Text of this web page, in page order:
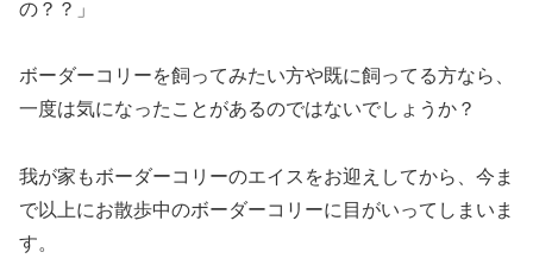
の？？」
ボーダーコリーを飼ってみたい方や既に飼ってる方なら、
一度は気になったことがあるのではないでしょうか？
我が家もボーダーコリーのエイスをお迎えしてから、今ま
で以上にお散歩中のボーダーコリーに目がいってしまいま
す。